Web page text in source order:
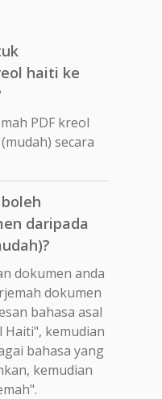
haiti ke
PDF kreol
secara
daripada
dokumen anda
dokumen
bahasa asal
Haiti", kemudian
bahasa yang
kemudian